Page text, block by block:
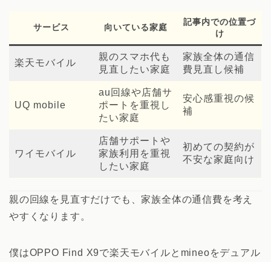
サービス 向いている家庭
記事内での位置づ
け
楽天モバイル
親のスマホ代も
見直したい家庭
家族全体の通信
費見直し候補
UQ mobile
au回線や店舗サ
ポートを重視し
たい家庭
安心感重視の候
補
ワイモバイル
店舗サポートや
家族利用を重視
したい家庭
初めての契約が
不安な家庭向け
親の回線を見直すだけでも、家族全体の通信費を考え
やすくなります。
僕はOPPO Find X9で楽天モバイルとmineoをデュアル